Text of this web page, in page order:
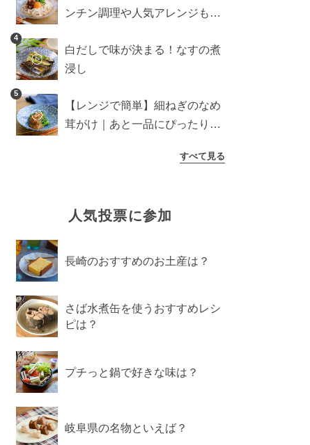
ンチン調理や人気アレンジも紹
4
白だしで味が決まる！なすの煮
浸し
5
【レンジで簡単】細ねぎのなめ
茸がけ｜あと一品にぴったり副
すべて見る
人気投票に参加
長崎のおすすめのお土産は？
さば水煮缶を使うおすすめレシ
ピは？
プチっと鍋で好きな味は？
岐阜県の名物といえば？